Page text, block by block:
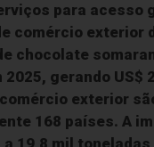
para acesso
comércio exterior
chocolate
gerando US$
exterior
168 países. A